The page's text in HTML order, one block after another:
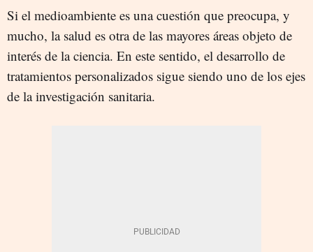
Si el medioambiente es una cuestión que preocupa, y
mucho, la salud es otra de las mayores áreas objeto de
interés de la ciencia. En este sentido, el desarrollo de
tratamientos personalizados sigue siendo uno de los ejes
de la investigación sanitaria.